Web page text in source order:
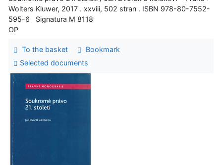
Wolters Kluwer, 2017 . xxviii, 502 stran . ISBN 978-80-7552-
595-6 Signatura M 8118
OP
To the basket
Bookmark
Selected documents